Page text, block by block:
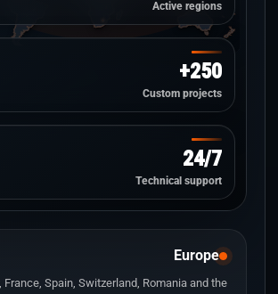
Active regions
250+
Custom projects
24/7
Technical support
Europe
France, Spain, Switzerland, Romania and the